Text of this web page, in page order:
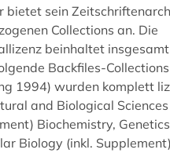
empirische kulturwissenschaft (1)
energiebewusstes bauen (1)
energieeffizienz (1)
energieerzeugung (1)
energiemanagement (1)
bietet sein
Collections an. Die
beinhaltet
Backfiles-
1994) wurden komplett
and Biological Sciences
Genetics and
Biology (inkl.